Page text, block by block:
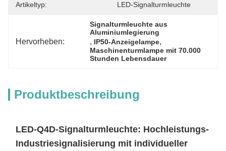
Artikeltyp: LED-Signalturmleuchte
Hervorheben:
Signalturmleuchte aus
Aluminiumlegierung
, IP50-Anzeigelampe,
Maschinenturmlampe mit 70.000
Stunden Lebensdauer
Produktbeschreibung
LED-Q4D-Signalturmleuchte: Hochleistungs-
Industriesignalisierung mit individueller